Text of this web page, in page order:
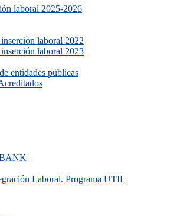
laboral 2025-2026
laboral 2022
laboral 2023
entidades públicas
Laboral. Programa UTIL